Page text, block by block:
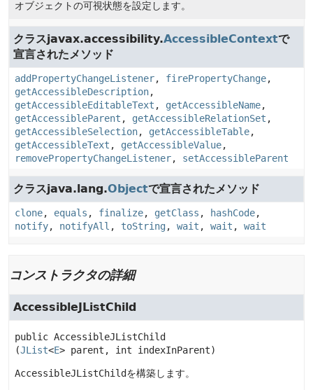
オブジェクトの可視状態を設定します。
クラスjavax.accessibility.AccessibleContextで
宣言されたメソッド
addPropertyChangeListener, firePropertyChange,
getAccessibleDescription,
getAccessibleEditableText , getAccessibleName,
getAccessibleParent , getAccessibleRelationSet ,
getAccessibleSelection, getAccessibleTable,
getAccessibleText , getAccessibleValue,
removePropertyChangeListener, setAccessibleParent
クラスjava.lang.Objectで宣言されたメソッド
clone, equals , finalize, getClass , hashCode,
notify, notifyAll , toString, wait , wait , wait
コンストラクタの詳細
AccessibleJListChild
public AccessibleJListChild
(JList<E> parent, int indexInParent)
AccessibleJListChildを構築します。